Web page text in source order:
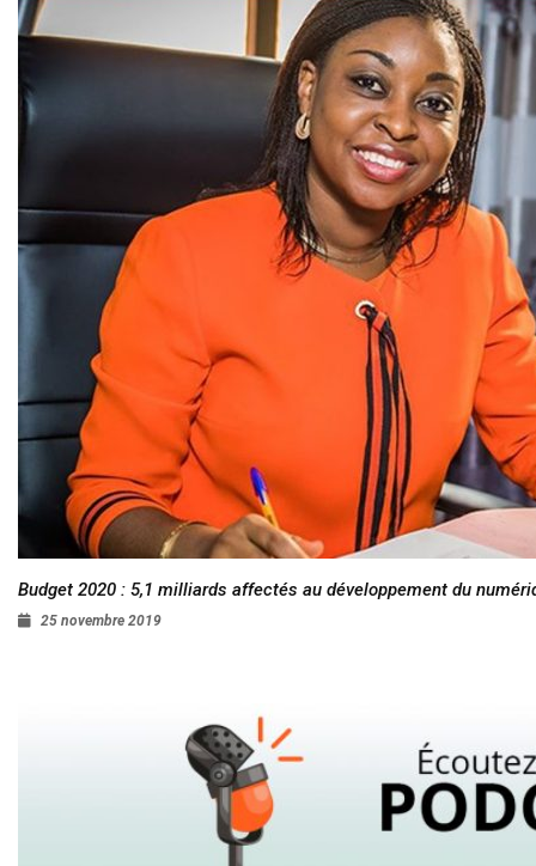
Budget 2020 : 5,1 milliards affectés au développement du
25 novembre 2019